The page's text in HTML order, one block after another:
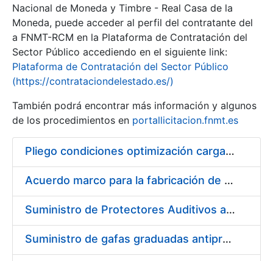
Show/Hide
Nacional de Moneda y Timbre - Real Casa de la
Moneda, puede acceder al perfil del contratante del
a FNMT-RCM en la Plataforma de Contratación del
Sector Público accediendo en el siguiente link:
Plataforma de Contratación del Sector Público
(https://contrataciondelestado.es/)
También podrá encontrar más información y algunos
de los procedimientos en portallicitacion.fnmt.es
Pliego condiciones optimización cargas compras firmado
Acuerdo marco para la fabricación de piezas
Suministro de Protectores Auditivos a medida para las personas trabajadoras de los Centros de Trabajo de Madrid y Burgos
Suministro de gafas graduadas antiproyecciones para los trabajadores de la FNMT-RCM en los centros de trabajo de Madrid y Burgos